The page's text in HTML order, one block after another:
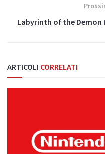
Labyrinth of the Demon
ARTICOLI CORRELATI